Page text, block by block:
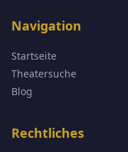
Navigation
Startseite
Theatersuche
Blog
Rechtliches